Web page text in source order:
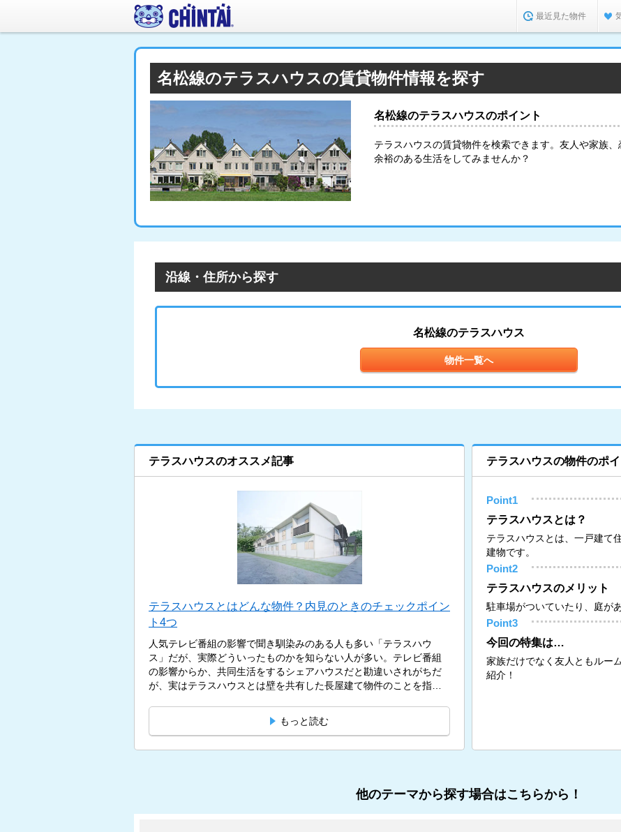
最近見た物件
名松線のテラスハウスの賃貸物件情報を探す
名松線のテラスハウスのポイント
テラスハウスの賃貸物件を検索できます。友人や家族
余裕のある生活をしてみませんか？
沿線・住所から探す
名松線のテラスハウス
物件一覧へ
テラスハウスのオススメ記事
テラスハウスとはどんな物件？内見のときのチェックポイン
ト4つ
人気テレビ番組の影響で聞き馴染みのある人も多い「テラスハウ
ス」だが、実際どういったものかを知らない人が多い。テレビ番組
の影響からか、共同生活をするシェアハウスだと勘違いされがちだ
が、実はテラスハウスとは壁を共有した長屋建て物件のことを指
もっと読む
テラスハウスの物件のポイ
Point1
テラスハウスとは？
テラスハウスとは、一戸建て
建物です。
Point2
テラスハウスのメリット
駐車場がついていたり、庭が
Point3
今回の特集は…
家族だけでなく友人ともルー
紹介！
他のテーマから探す場合はこちらから！